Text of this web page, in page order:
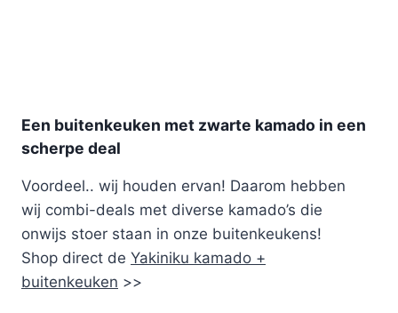
Een buitenkeuken met zwarte kamado in een
scherpe deal
Voordeel.. wij houden ervan! Daarom hebben
wij combi-deals met diverse kamado’s die
onwijs stoer staan in onze buitenkeukens!
Shop direct de Yakiniku kamado +
buitenkeuken >>